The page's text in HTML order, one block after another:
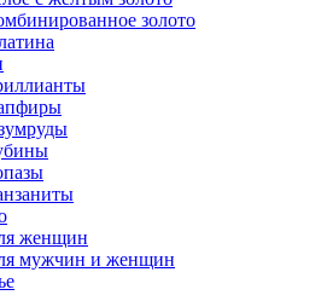
золото
женщин
мужчин и женщин